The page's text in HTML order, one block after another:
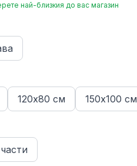
най-близкия до вас магазин
120х80 см 150х100 см